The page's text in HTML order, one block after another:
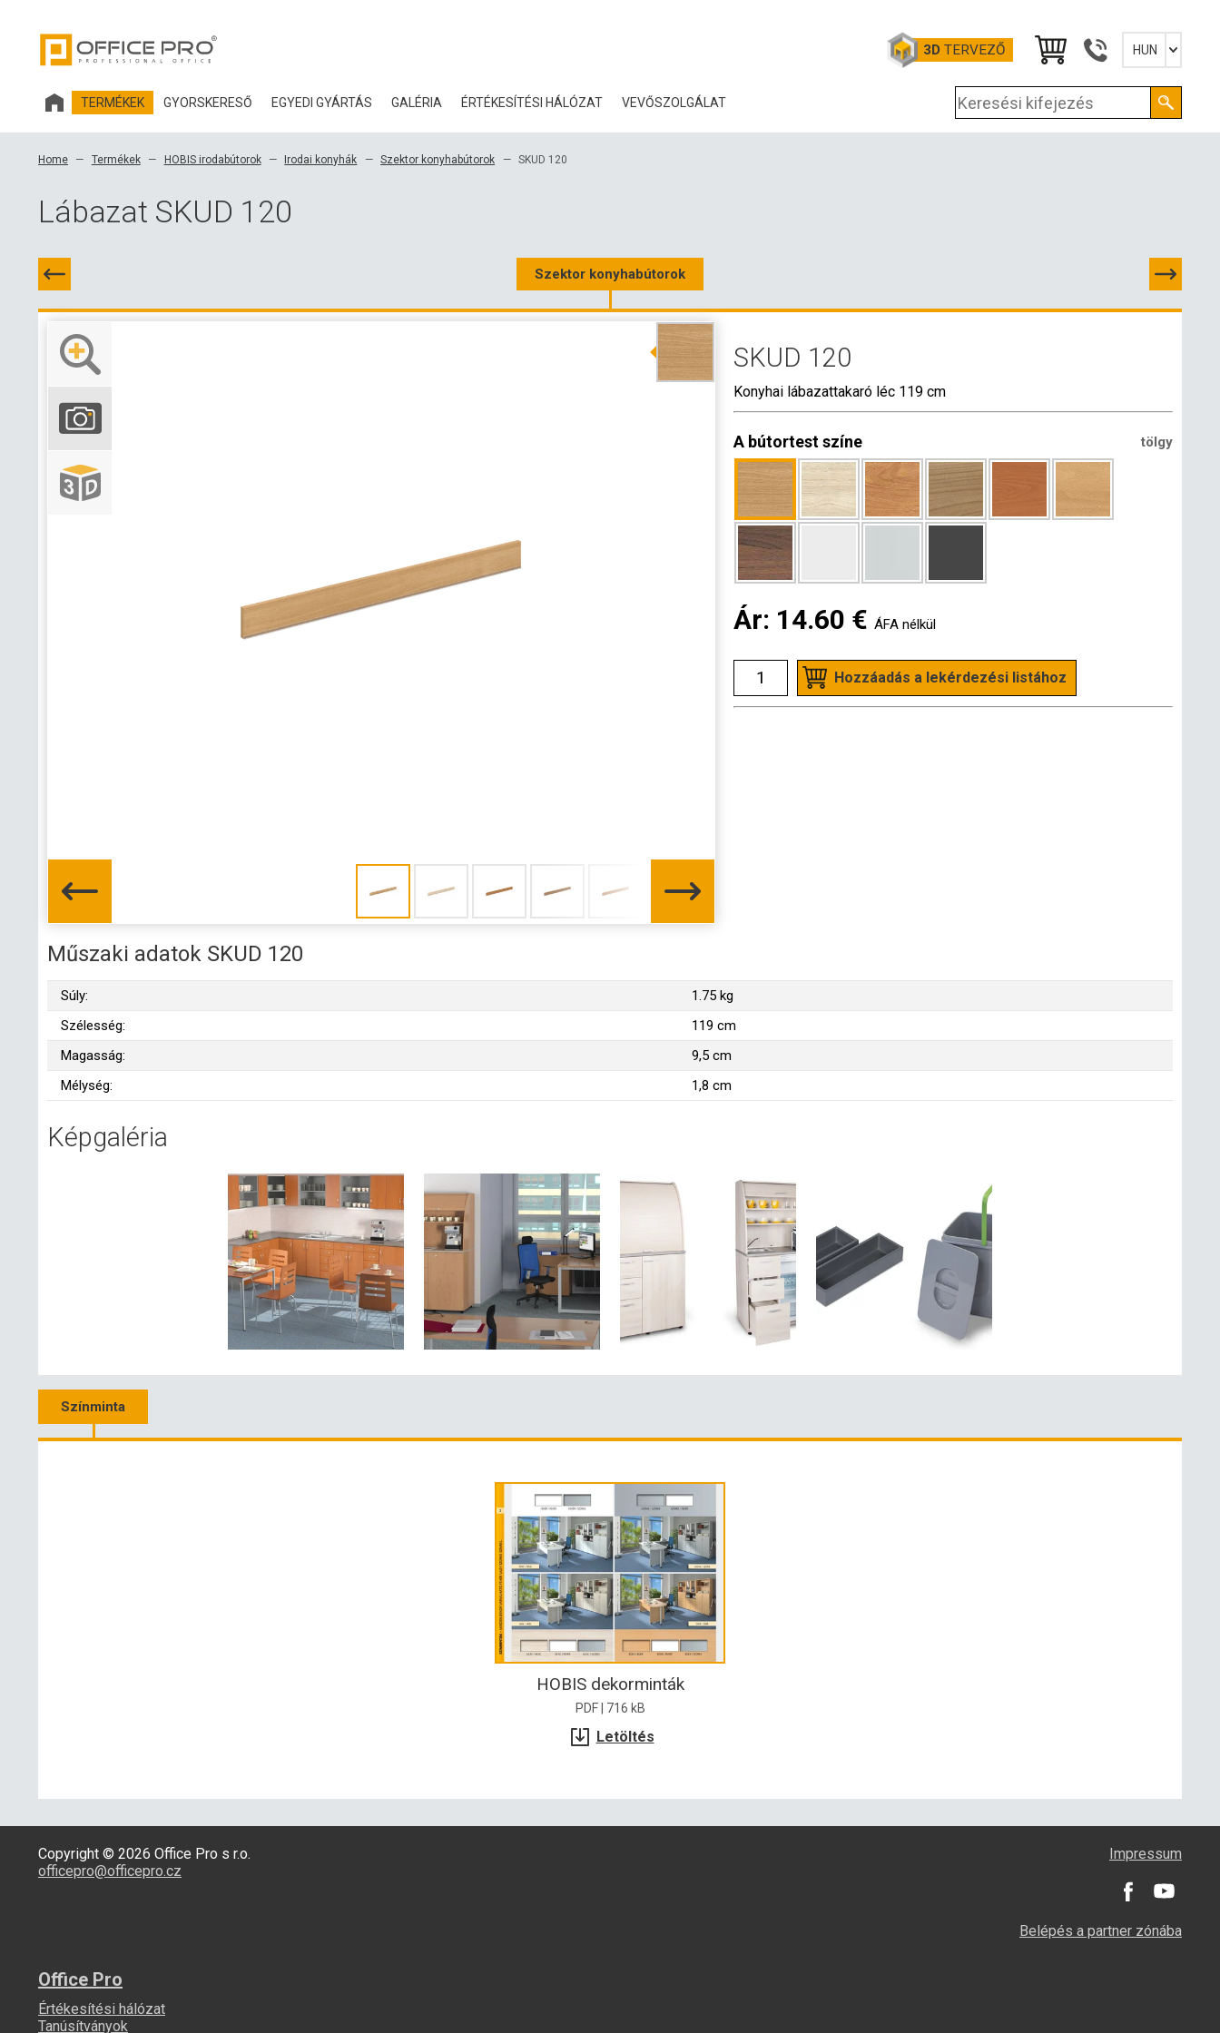
3D TERVEZŐ HUN
English
TERMÉKEK GYORSKERESŐ EGYEDI GYÁRTÁS GALÉRIA ÉRTÉKESÍTÉSI HÁLÓZAT VEVŐSZOLGÁLAT
BLOG
LETÖLTÉS
3D ADATOK
NAGYKERESKEDELMI KAPCSOLATOK
Home Termékek HOBIS irodabútorok Irodai konyhák Szektor konyhabútorok SKUD 120
Lábazat SKUD 120
Szektor konyhabútorok
SKUD 120
Konyhai lábazattakaró léc 119 cm
A bútortest színe tölgy
Ár: 14.60 € ÁFA nélkül
Hozzáadás a lekérdezési listához
Műszaki adatok SKUD 120
Súly:
1.75 kg
Szélesség:
119 cm
Magasság:
9,5 cm
Mélység:
1,8 cm
Képgaléria
Színminta
HOBIS dekorminták
PDF | 716 kB
Letöltés
Copyright © 2026 Office Pro s r.o.
officepro@officepro.cz
Impressum
Belépés a partner zónába
Office Pro
Értékesítési hálózat
Tanúsítványok